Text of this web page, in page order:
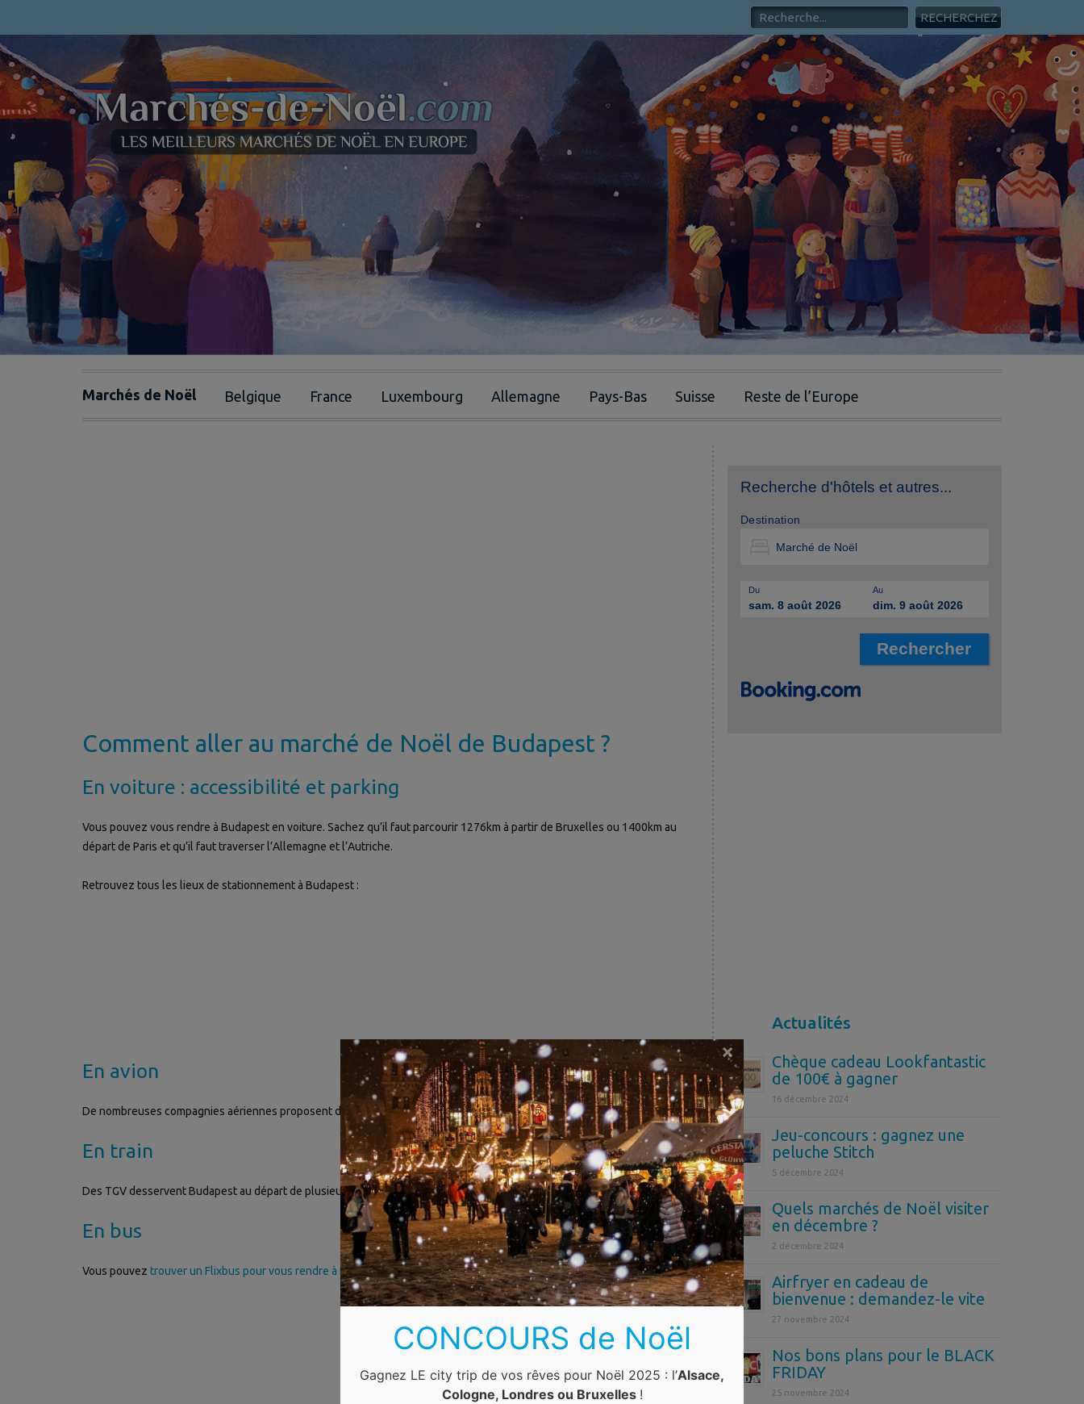
Marchés de Noël Belgique France Luxembourg Allemagne Pays-Bas Suisse Reste de l’Europe
Comment aller au marché de Noël de Budapest ?
En voiture : accessibilité et parking
Vous pouvez vous rendre à Budapest en voiture. Sachez qu’il faut parcourir 1276km à partir de Bruxelles ou 1400km au
départ de Paris et qu’il faut traverser l’Allemagne et l’Autriche.
Retrouvez tous les lieux de stationnement à Budapest :
En avion
De nombreuses compagnies aériennes proposent des vols vers l’aéroport de Budapest.
En train
Des TGV desservent Budapest au départ de plusieurs villes en Allemagne ou en Suisse (Zurich, Munich, Mannheim).
En bus
Vous pouvez trouver un Flixbus pour vous rendre à Budapest.
Recherche d'hôtels et autres...
Destination
Du
sam. 8 août 2026
Au
dim. 9 août 2026
Actualités
Chèque cadeau Lookfantastic
de 100€ à gagner
16 décembre 2024
Jeu-concours : gagnez une
peluche Stitch
5 décembre 2024
Quels marchés de Noël visiter
en décembre ?
2 décembre 2024
Airfryer en cadeau de
bienvenue : demandez-le vite
27 novembre 2024
Nos bons plans pour le BLACK
FRIDAY
25 novembre 2024
CONCOURS de Noël
Gagnez LE city trip de vos rêves pour Noël 2025 : l’Alsace,
Cologne, Londres ou Bruxelles !
×